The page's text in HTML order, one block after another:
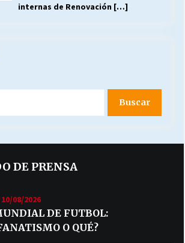
internas de Renovación […]
DE PRENSA
10/08/2026
DE FUTBOL:
O QUÉ?